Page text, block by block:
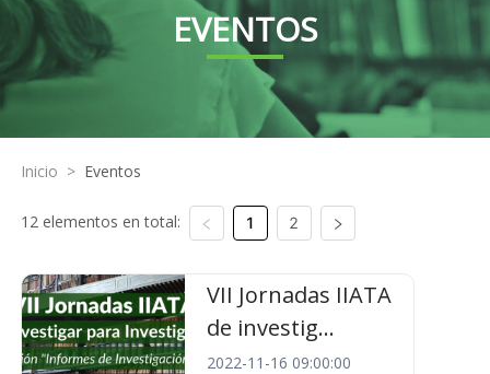
EVENTOS
Inicio > Eventos
12 elementos en total: 1 2
VII Jornadas IIATA
de investig...
2022-11-16 09:00:00